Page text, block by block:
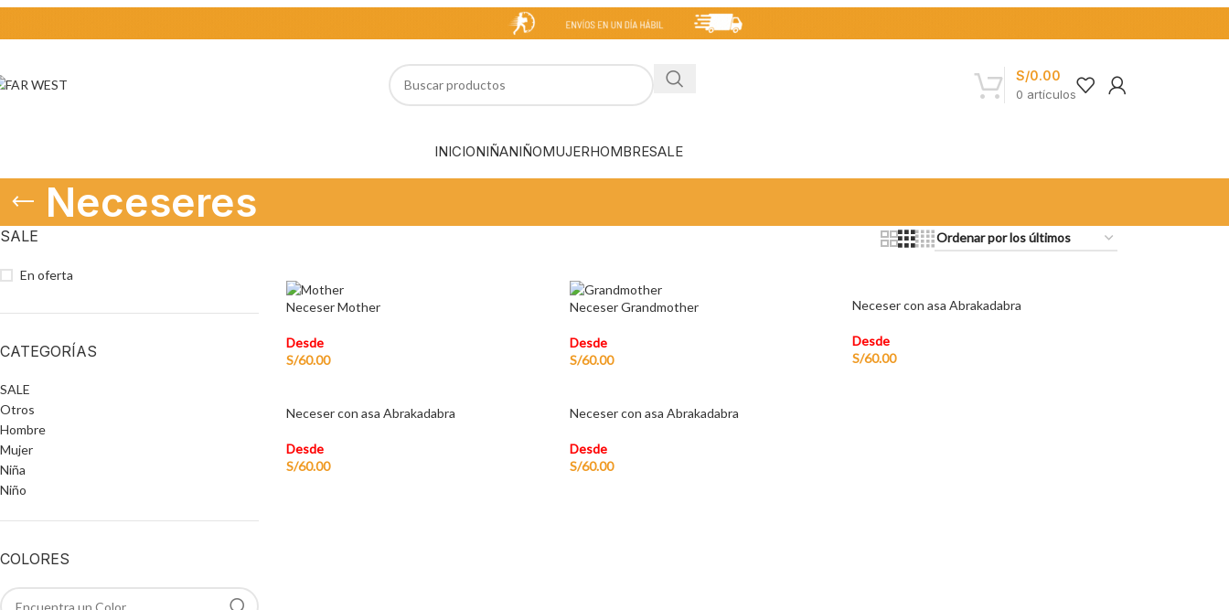
0 artículos
S/0.00
INICIONIÑANIÑOMUJERHOMBRESALE
Neceseres
SALE
En oferta
CATEGORÍAS
SALE
Otros
Hombre
Mujer
Niña
Niño
COLORES
Neceser Mother
Desde
S/60.00
Neceser Grandmother
Desde
S/60.00
Neceser con asa Abrakadabra
Desde
S/60.00
Neceser con asa Abrakadabra
Desde
S/60.00
Neceser con asa Abrakadabra
Desde
S/60.00